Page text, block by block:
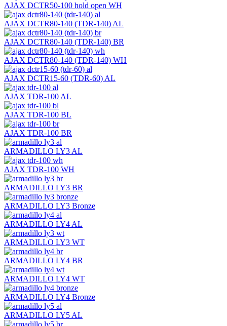
AJAX DCTR50-100 hold open WH
AJAX DCTR80-140 (TDR-140) AL
AJAX DCTR80-140 (TDR-140) BR
AJAX DCTR80-140 (TDR-140) WH
AJAX DCTR15-60 (TDR-60) AL
AJAX TDR-100 AL
AJAX TDR-100 BL
AJAX TDR-100 BR
ARMADILLO LY3 AL
AJAX TDR-100 WH
ARMADILLO LY3 BR
ARMADILLO LY3 Bronze
ARMADILLO LY4 AL
ARMADILLO LY3 WT
ARMADILLO LY4 BR
ARMADILLO LY4 WT
ARMADILLO LY4 Bronze
ARMADILLO LY5 AL